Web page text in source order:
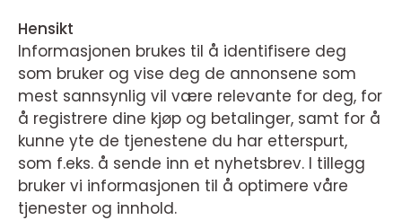
Hensikt
Informasjonen brukes til å identifisere deg
som bruker og vise deg de annonsene som
mest sannsynlig vil være relevante for deg, for
å registrere dine kjøp og betalinger, samt for å
kunne yte de tjenestene du har etterspurt,
som f.eks. å sende inn et nyhetsbrev. I tillegg
bruker vi informasjonen til å optimere våre
tjenester og innhold.